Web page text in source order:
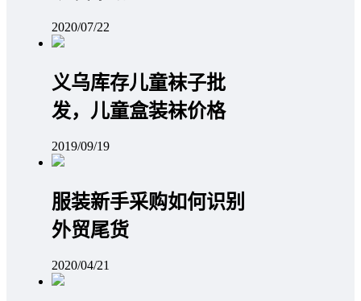
2020/07/22
义乌库存儿童袜子批
发，儿童盒装袜价格
2019/09/19
服装新手采购如何识别
外贸尾货
2020/04/21